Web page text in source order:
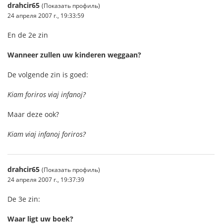
drahcir65 (Показать профиль)
24 апреля 2007 г., 19:33:59
En de 2e zin
Wanneer zullen uw kinderen weggaan?
De volgende zin is goed:
Kiam foriros viaj infanoj?
Maar deze ook?
Kiam viaj infanoj foriros?
drahcir65 (Показать профиль)
24 апреля 2007 г., 19:37:39
De 3e zin:
Waar ligt uw boek?